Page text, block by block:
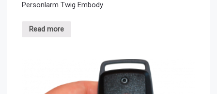
Personlarm Twig Embody
Read more